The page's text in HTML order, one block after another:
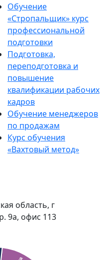
Обучение
«Стропальщик» курс
профессиональной
подготовки
Подготовка,
переподготовка и
повышение
квалификации рабочих
кадров
Обучение менеджеров
по продажам
Курс обучения
«Вахтовый метод»
область, г
9а, офис 113